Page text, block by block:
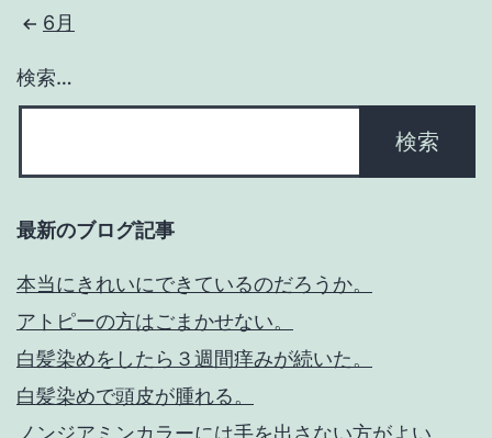
6月
検索…
最新のブログ記事
本当にきれいにできているのだろうか。
アトピーの方はごまかせない。
白髪染めをしたら３週間痒みが続いた。
白髪染めで頭皮が腫れる。
ノンジアミンカラーには手を出さない方がよい